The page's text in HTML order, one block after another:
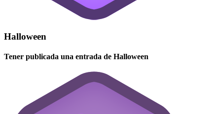
Halloween
Tener publicada una entrada de Halloween